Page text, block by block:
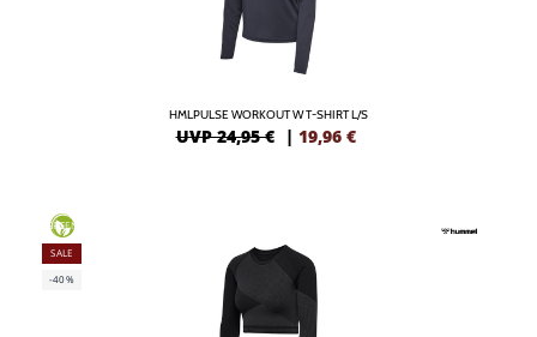
HMLPULSE WORKOUT W T-SHIRT L/S
UVP 24,95 € | 19,96 €
GREEN
SALE
-40%